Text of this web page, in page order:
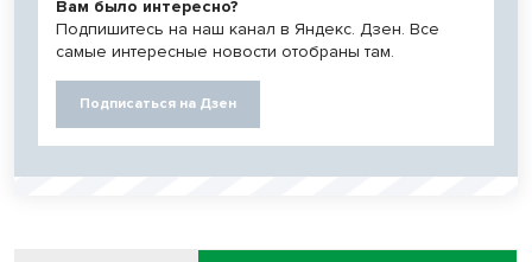
Вам было интересно?
Подпишитесь на наш канал в Яндекс. Дзен. Все
самые интересные новости отобраны там.
Подписаться на Дзен